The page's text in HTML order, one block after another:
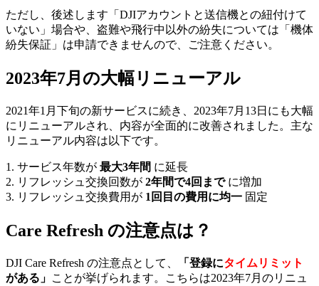
ただし、後述します「DJIアカウントと送信機との紐付けて
いない」場合や、盗難や飛行中以外の紛失については「機体
紛失保証」は申請できませんので、ご注意ください。
2023年7月の大幅リニューアル
2021年1月下旬の新サービスに続き、2023年7月13日にも大幅
にリニューアルされ、内容が全面的に改善されました。主な
リニューアル内容は以下です。
1. サービス年数が 最大3年間 に延長
2. リフレッシュ交換回数が 2年間で4回までに増加
3. リフレッシュ交換費用が 1回目の費用に均一 固定
Care Refresh の注意点は？
DJI Care Refresh の注意点として、 「登録にタイムリミット
がある」 ことが挙げられます。こちらは2023年7月のリニュ